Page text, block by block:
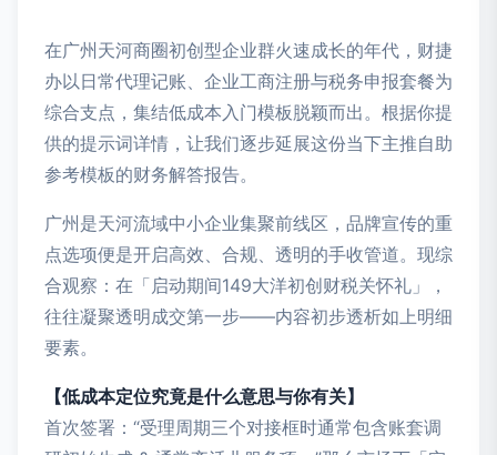
在广州天河商圈初创型企业群火速成长的年代，财捷
办以日常代理记账、企业工商注册与税务申报套餐为
综合支点，集结低成本入门模板脱颖而出。根据你提
供的提示词详情，让我们逐步延展这份当下主推自助
参考模板的财务解答报告。
广州是天河流域中小企业集聚前线区，品牌宣传的重
点选项便是开启高效、合规、透明的手收管道。现综
合观察：在「启动期间149大洋初创财税关怀礼」，
往往凝聚透明成交第一步——内容初步透析如上明细
要素。
【低成本定位究竟是什么意思与你有关】
首次签署：“受理周期三个对接框时通常包含账套调